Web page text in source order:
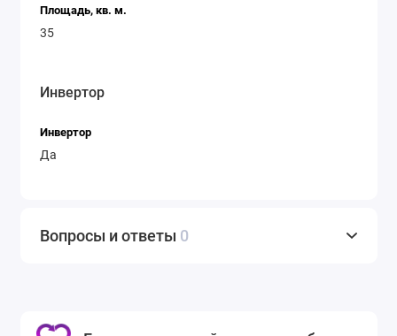
Площадь, кв. м.
35
Инвертор
Инвертор
Да
Вопросы и ответы 0